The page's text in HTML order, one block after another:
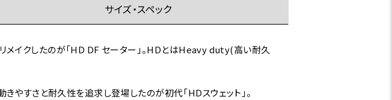
サイズ・スペック
メイクしたのが「HD DF セーター」。HDとはHeavy duty(高い耐久
やすさと耐久性を追求し登場したのが初代「HDスウェット」。